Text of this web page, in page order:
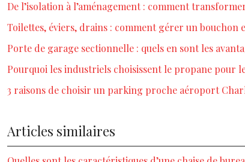
De l’isolation à l’aménagement : comment
Toilettes, éviers, drains : comment gérer un bouchon
Porte de garage sectionnelle : quels en sont les
Pourquoi les industriels choisissent le propane pour
3 raisons de choisir un parking proche aéroport
Articles similaires